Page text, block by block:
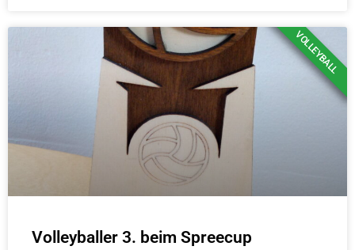
VOLLEYBALL
Volleyballer 3. beim Spreecup